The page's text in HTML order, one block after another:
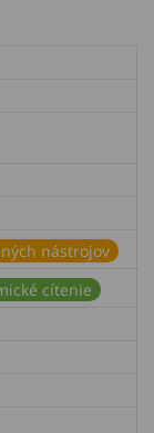
nástrojov
cítenie